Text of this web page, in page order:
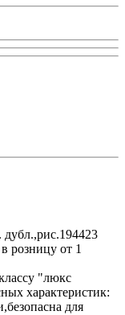
розницу от 1
"люкс
характеристик:
для